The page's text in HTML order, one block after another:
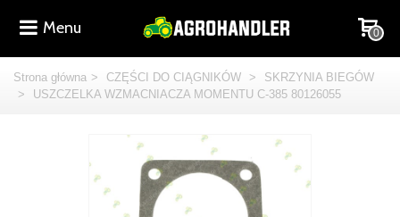
Menu 0
Strona główna > CZĘŚCI DO CIĄGNIKÓW >
SKRZYNIA BIEGÓW
>
USZCZELKA WZMACNIACZA MOMENTU C-385 80126055